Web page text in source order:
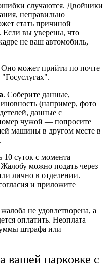
случаются. Двойники
неправильно
стать причиной
Если вы уверены, что
не ваш автомобиль,
Оно может прийти по почте
. Соберите данные,
(например, фото
данные с
чужой — попросите
машины в другом месте в
10 суток с момента
можно подать через
лично в отделении.
и приложите
не удовлетворена, а
оплатить. Неоплата
штрафа или
вашей парковке с